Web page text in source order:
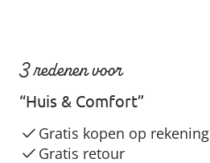
3 redenen voor
“Huis & Comfort”
Gratis kopen op rekening
Gratis retour